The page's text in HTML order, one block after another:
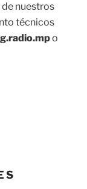
nuestros
técnicos
o